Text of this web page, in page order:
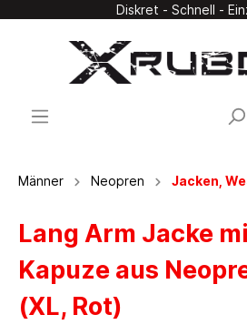
Diskret - Schnell -
Männer Neopren Jacken,
Lang Arm Jacke
Kapuze aus
(XL, Rot)